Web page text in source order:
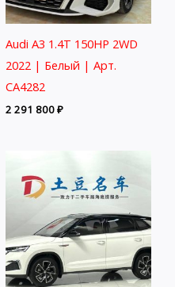
Audi A3 1.4T 150HP 2WD
2022 | Белый | Арт.
CA4282
2 291 800₽